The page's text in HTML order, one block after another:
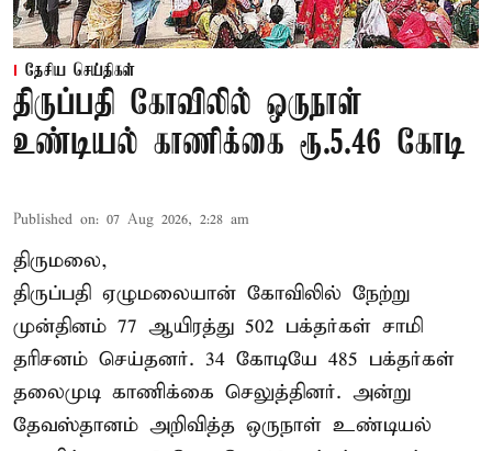
தேசிய செய்திகள்
திருப்பதி கோவிலில் ஒருநாள்
உண்டியல் காணிக்கை ரூ.5.46 கோடி
Published on: 07 Aug 2026, 2:28 am
திருமலை,
திருப்பதி ஏழுமலையான் கோவிலில் நேற்று
முன்தினம் 77 ஆயிரத்து 502 பக்தர்கள் சாமி
தரிசனம் செய்தனர். 34 கோடியே 485 பக்தர்கள்
தலைமுடி காணிக்கை செலுத்தினர். அன்று
தேவஸ்தானம் அறிவித்த ஒருநாள் உண்டியல்